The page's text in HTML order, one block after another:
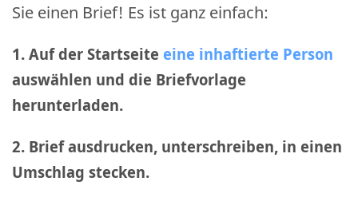
Sie einen Brief! Es ist ganz einfach:
1. Auf der Startseite eine inhaftierte Person
auswählen und die Briefvorlage
herunterladen.
2. Brief ausdrucken, unterschreiben, in einen
Umschlag stecken.